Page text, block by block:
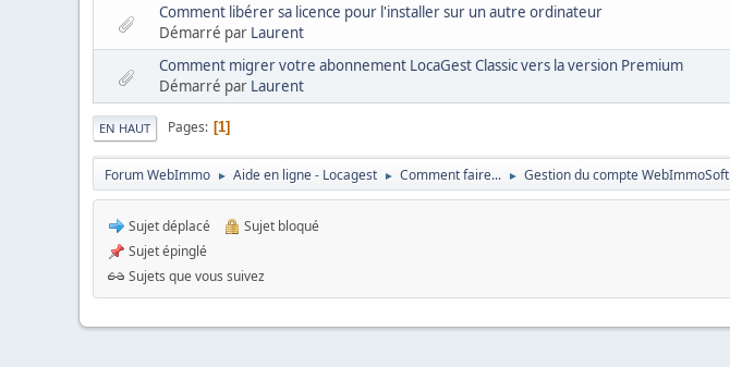
Comment libérer sa licence pour l'installer sur un autre ordinateur
Démarré par Laurent
Comment migrer votre abonnement LocaGest Classic vers la version Premium
Démarré par Laurent
EN HAUT Pages 1
Forum WebImmo ► Aide en ligne - Locagest ► Comment faire... ► Gestion du compte WebImmoSoft
Sujet déplacé
Sujet bloqué
Sujet épinglé
Sujets que vous suivez